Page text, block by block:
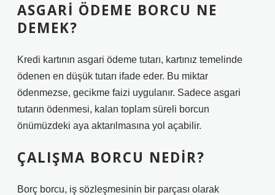
ASGARI ÖDEME BORCU NE
DEMEK?
Kredi kartının asgari ödeme tutarı, kartınız temelinde
ödenen en düşük tutarı ifade eder. Bu miktar
ödenmezse, gecikme faizi uygulanır. Sadece asgari
tutarın ödenmesi, kalan toplam süreli borcun
önümüzdeki aya aktarılmasına yol açabilir.
ÇALIŞMA BORCU NEDIR?
Borç borcu, iş sözleşmesinin bir parçası olarak